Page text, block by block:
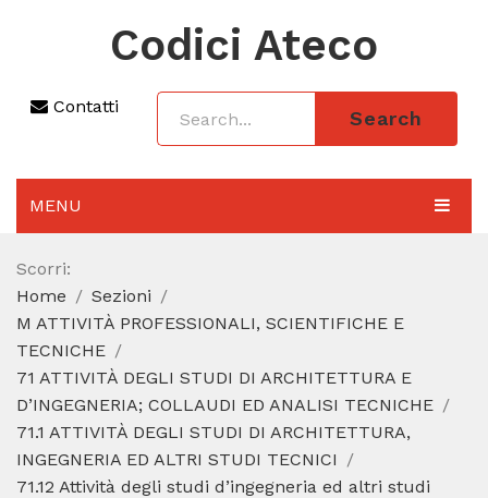
Codici Ateco
Contatti
Search
MENU
AGGIORNAMENTO 2025
SEZIONI
CODICE ATECO A COSA SERVE
CODICE FISCALE
Scorri:
Home
Sezioni
M ATTIVITÀ PROFESSIONALI, SCIENTIFICHE E
TECNICHE
71 ATTIVITÀ DEGLI STUDI DI ARCHITETTURA E
D’INGEGNERIA; COLLAUDI ED ANALISI TECNICHE
71.1 ATTIVITÀ DEGLI STUDI DI ARCHITETTURA,
INGEGNERIA ED ALTRI STUDI TECNICI
71.12 Attività degli studi d’ingegneria ed altri studi